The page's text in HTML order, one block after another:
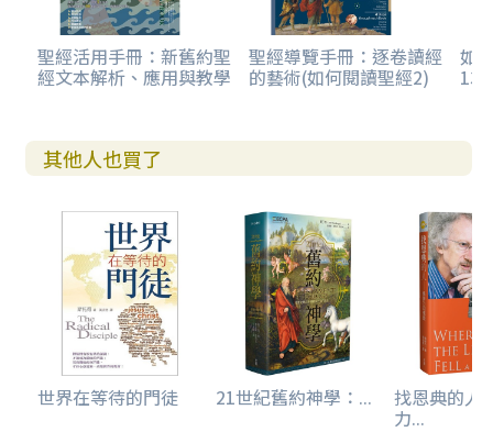
聖經活用手冊：新舊約聖
經文本解析、應用與教學
聖經導覽手冊：逐卷讀經
的藝術(如何閱讀聖經2)
如
13
其他人也買了
世界在等待的門徒 21世紀舊約神學：... 找恩典的人
力...